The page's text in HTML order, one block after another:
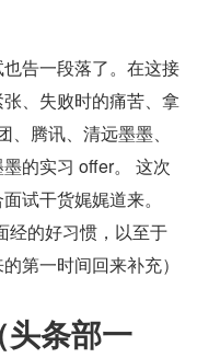
告一段落了。在这接
、失败时的痛苦、拿
腾讯、清远墨墨、
的实习 offer。 这次
试干货娓娓道来。
经的好习惯，以至于
第一时间回来补充）
头条部一